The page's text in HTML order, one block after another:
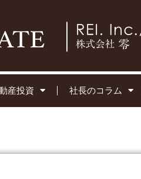
産投資 社長のコラム